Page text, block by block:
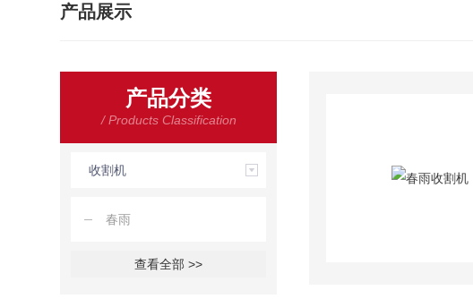
产品展示
产品分类
/ Products Classification
收割机
春雨
查看全部 >>